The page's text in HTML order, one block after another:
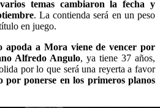
temas cambiaron la fecha y
. La contienda será en un peso
en juego.
apoda a Mora viene de vencer por
Alfredo Angulo, ya tiene 37 años,
por lo que será una reyerta a favor
por ponerse en los primeros planos